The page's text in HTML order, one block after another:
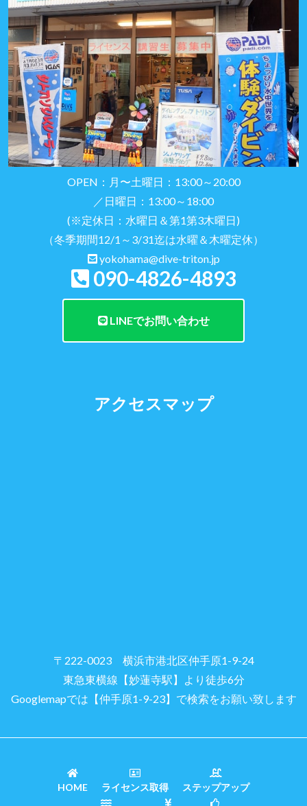
OPEN：月〜土曜日：13:00～20:00
／日曜日：13:00～18:00
(※定休日：水曜日＆第1第3木曜日)
（冬季期間12/1～3/31迄は水曜＆木曜定休）
yokohama@dive-triton.jp
090-4826-4893
LINEでお問い合わせ
アクセスマップ
〒222-0023 横浜市港北区仲手原1-9-24
東急東横線【妙蓮寺駅】より徒歩6分
Googlemapでは【仲手原1-9-23】で検索をお願い致します
HOME ライセンス取得 ステップアップ